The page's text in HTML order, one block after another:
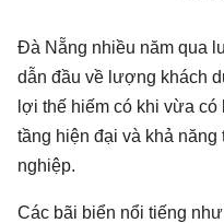
Đà Nẵng nhiều năm qua
dẫn đầu về lượng khách
lợi thế hiếm có khi vừa có
tầng hiện đại và khả
nghiệp.
Các bãi biển nổi tiếng